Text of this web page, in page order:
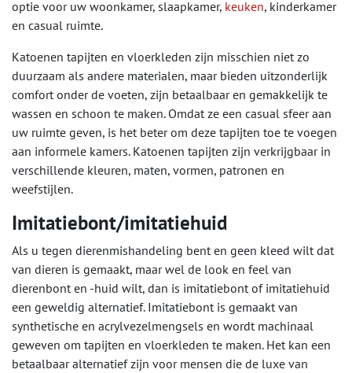
optie voor uw woonkamer, slaapkamer, keuken, kinderkamer
en casual ruimte.
Katoenen tapijten en vloerkleden zijn misschien niet zo
duurzaam als andere materialen, maar bieden uitzonderlijk
comfort onder de voeten, zijn betaalbaar en gemakkelijk te
wassen en schoon te maken. Omdat ze een casual sfeer aan
uw ruimte geven, is het beter om deze tapijten toe te voegen
aan informele kamers. Katoenen tapijten zijn verkrijgbaar in
verschillende kleuren, maten, vormen, patronen en
weefstijlen.
Imitatiebont/imitatiehuid
Als u tegen dierenmishandeling bent en geen kleed wilt dat
van dieren is gemaakt, maar wel de look en feel van
dierenbont en -huid wilt, dan is imitatiebont of imitatiehuid
een geweldig alternatief. Imitatiebont is gemaakt van
synthetische en acrylvezelmengsels en wordt machinaal
geweven om tapijten en vloerkleden te maken. Het kan een
betaalbaar alternatief zijn voor mensen die de luxe van